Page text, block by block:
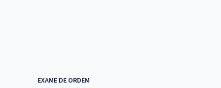
EXAME DE ORDEM